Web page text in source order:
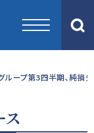
ループ第3四半期、純損
ス